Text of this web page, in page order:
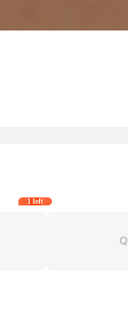
1 left
Q